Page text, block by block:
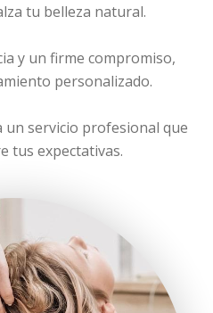
tu belleza natural.
y un firme compromiso,
personalizado.
servicio profesional que
tus expectativas.